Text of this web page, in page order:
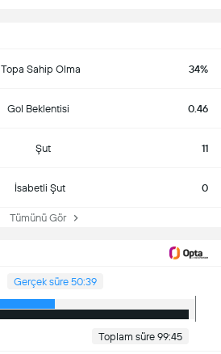
Topa Sahip Olma 34%
Gol Beklentisi 0.46
Şut 11
İsabetli Şut 0
Tümünü Gör
Gerçek süre 50:39
Toplam süre 99:45